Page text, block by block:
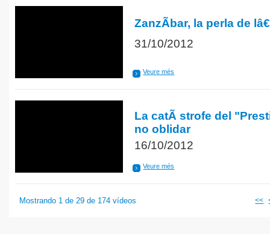
ZanzÃ­bar, la perla de
31/10/2012
Veure més
La catÃ strofe del
no oblidar
16/10/2012
Veure més
Mostrando 1 de 29 de 174 vídeos <<